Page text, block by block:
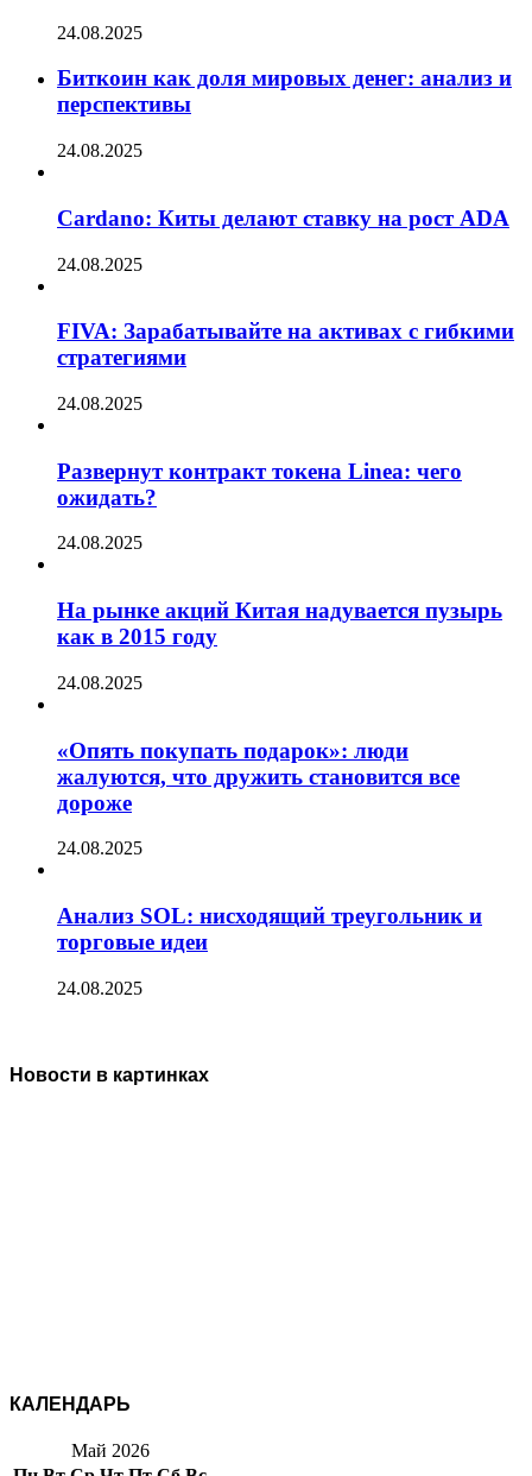
24.08.2025
Биткоин как доля мировых денег: анализ и
перспективы
24.08.2025
Cardano: Киты делают ставку на рост ADA
24.08.2025
FIVA: Зарабатывайте на активах с гибкими
стратегиями
24.08.2025
Развернут контракт токена Linea: чего
ожидать?
24.08.2025
На рынке акций Китая надувается пузырь
как в 2015 году
24.08.2025
«Опять покупать подарок»: люди
жалуются, что дружить становится все
дороже
24.08.2025
Анализ SOL: нисходящий треугольник и
торговые идеи
24.08.2025
Новости в картинках
КАЛЕНДАРЬ
Май 2026